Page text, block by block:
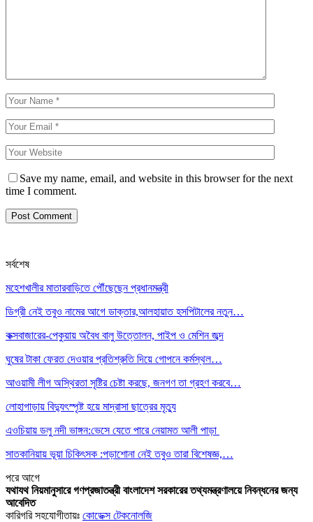
Save my name, email, and website in this browser for the next
time I comment.
সর্বশেষ
মহেশখালীর মাতারবাড়িতে পৌঁছেছেন প্রধানমন্ত্রী
ডিগ্রী নেই তবুও নামের আগে ডাক্তার,আলহায়াত হসপিটালের নতুন…
কক্সবাজারের-পেকুয়ায় অবৈধ বালু উত্তোলন, পাইপ ও মেশিন জব্দ
ঘুষের টাকা ফেরত দেওয়ার প্রতিশ্রুতি দিয়ে গোপনে কর্মস্থল…
আওয়ামী লীগ অস্থিরতা সৃষ্টির চেষ্টা করছে, জনগণ তা গ্রহণ করবে…
লোহাগাড়ায় বিদ্যুৎস্পৃষ্ট হয়ে মাদ্রাসা ছাত্রের মৃত্যু
এওচিয়ায় ডলু নদী ভাঙ্গন:ভেসে যেতে পারে নেয়ামত আলী পাড়া
সাতকানিয়ায় ভূয়া চিকিৎসক :পড়াশোনা নেই তবুও তারা বিশেষজ্ঞ,…
পরেআগে
যথাযথ নিয়মানুসারে গণপ্রজাতন্ত্রী বাংলাদেশ সরকারের তথ্যমন্ত্রণালয়ে নিবন্ধনের জন্য
আবেদিত
কারিগরি সহযোগীতায়ঃ কোডেক্স টেকনোলজি